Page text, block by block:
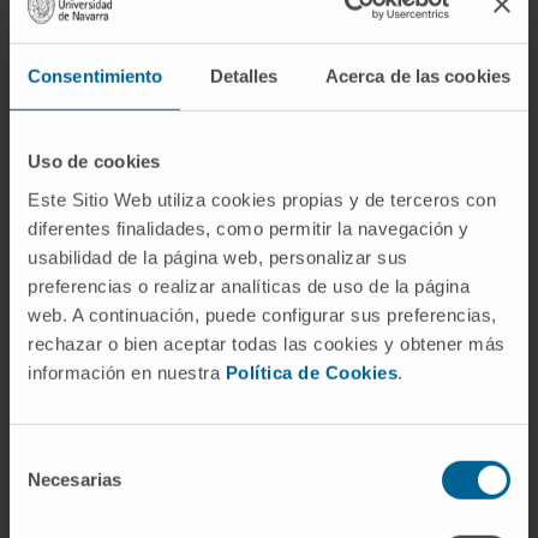
Consentimiento Detalles Acerca de las cookies
Uso de cookies
Este Sitio Web utiliza cookies propias y de terceros con
diferentes finalidades, como permitir la navegación y
usabilidad de la página web, personalizar sus
preferencias o realizar analíticas de uso de la página
web. A continuación, puede configurar sus preferencias,
rechazar o bien aceptar todas las cookies y obtener más
información en nuestra Política de Cookies.
Necesarias
¿Se sigue usando el término
"aortograma"?
cardiólogo intervencionista o un cirujano
vascular realiza una angiografía
intraoperatoria de la aorta, las imágenes
obtenidas siguen denominándose aortograma
en los informes de procedimiento.
Referencias
Estados Unidos.Angiografía aórtica.
MedlinePlus, enciclopedia médica en
español.